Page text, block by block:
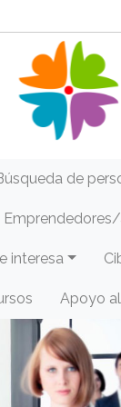
de
interesa
Apoyo